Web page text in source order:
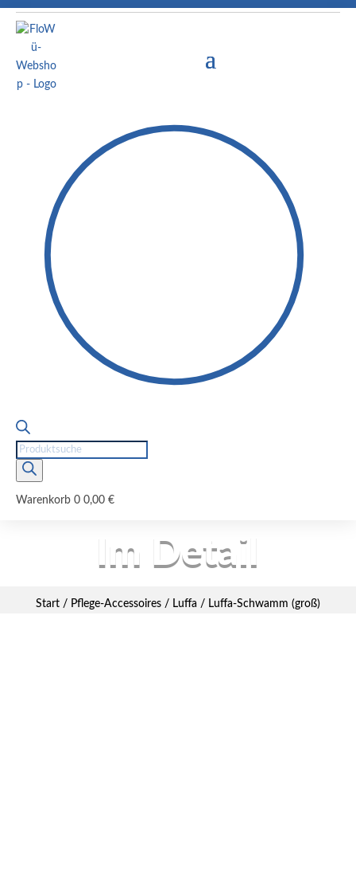
Products
search
Warenkorb 0 0,00 €
Im Detail
Start/ Pflege-Accessoires/ Luffa / Luffa-Schwamm (groß)